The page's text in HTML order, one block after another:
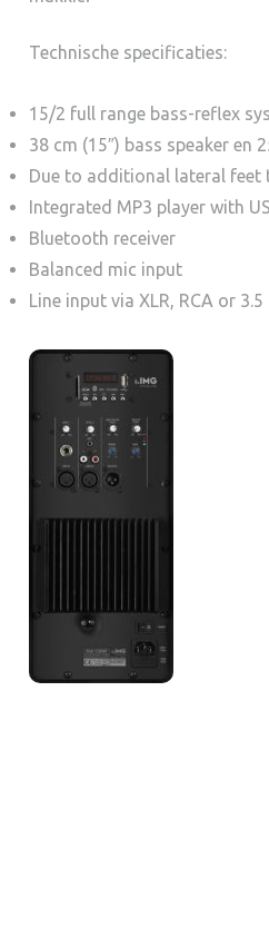
Technische specificaties:
15/2 full range bass-reflex
38 cm (15″) bass speaker en
Due to additional lateral feet
Integrated MP3 player with
Bluetooth receiver
Balanced mic input
Line input via XLR, RCA or